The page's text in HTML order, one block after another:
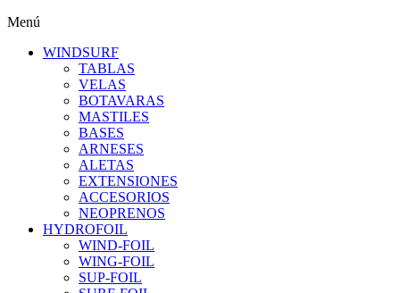
Menú
WINDSURF
TABLAS
VELAS
BOTAVARAS
MASTILES
BASES
ARNESES
ALETAS
EXTENSIONES
ACCESORIOS
NEOPRENOS
HYDROFOIL
WIND-FOIL
WING-FOIL
SUP-FOIL